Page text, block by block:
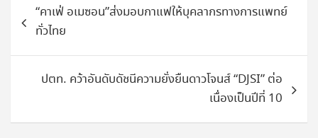
เรื่อง“คาเฟ่ อเมซอน”ส่งมอบกาแฟให้บุคลากรทางการแพทย์
ทั่วไทย
ปตท. คว้าอันดับดัชนีความยั่งยืนดาวโจนส์ “DJSI” ต่อ
เนื่องเป็นปีที่ 10